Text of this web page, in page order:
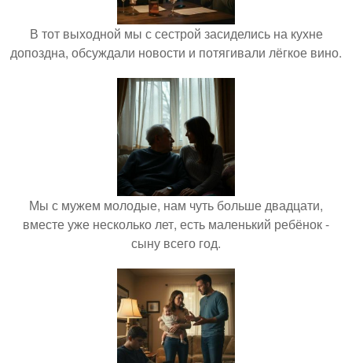
В тот выходной мы с сестрой засиделись на кухне
допоздна, обсуждали новости и потягивали лёгкое вино.
Мы с мужем молодые, нам чуть больше двадцати,
вместе уже несколько лет, есть маленький ребёнок -
сыну всего год.